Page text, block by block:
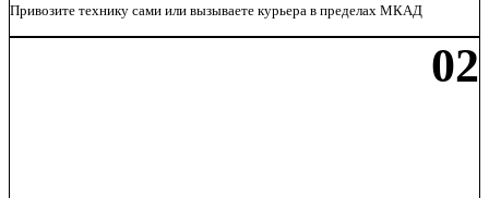
Привозите технику сами или вызываете курьера в пределах МКАД
02